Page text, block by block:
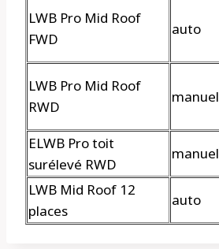
LWB Pro Mid Roof
FWD
auto
LWB Pro Mid Roof
RWD
manuel
ELWB Pro toit
surélevé RWD
manuel
LWB Mid Roof 12
places
auto